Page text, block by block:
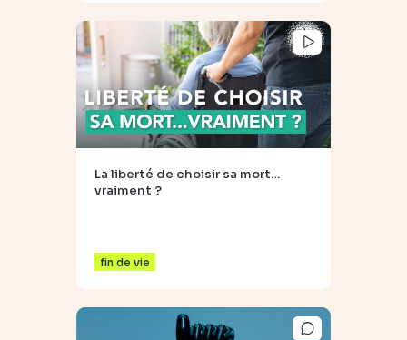
La liberté de choisir sa mort…
vraiment ?
fin de vie